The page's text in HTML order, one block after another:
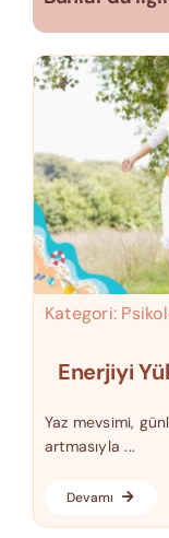
Kategori:
Enerjiyi
Yaz mevsimi,
artmasıyla ...
Devamı